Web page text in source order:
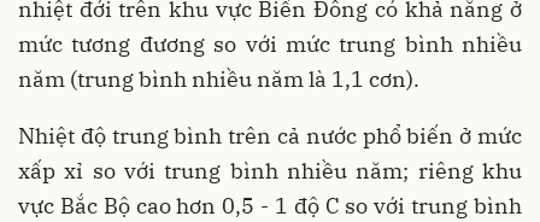
nhiệt đới trên khu vực Biển Đông có khả năng ở
mức tương đương so với mức trung bình nhiều
năm (trung bình nhiều năm là 1,1 cơn).
Nhiệt độ trung bình trên cả nước phổ biến ở mức
xấp xỉ so với trung bình nhiều năm; riêng khu
vực Bắc Bộ cao hơn 0,5 - 1 độ C so với trung bình